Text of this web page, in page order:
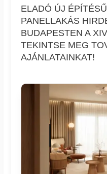
ELADÓ ÚJ
PANELLAKÁS
BUDAPESTEN A
TEKINTSE MEG
AJÁNLATAINKAT!